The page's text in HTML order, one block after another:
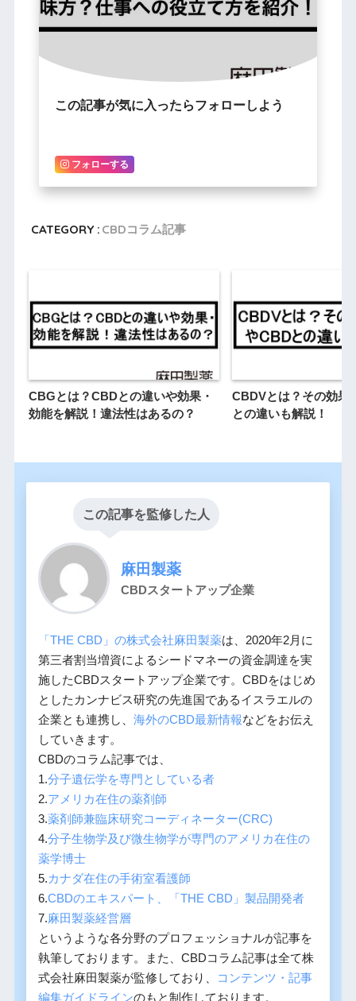
この記事が気に入ったらフォローしよう
フォローする
CATEGORY : CBDコラム記事
CBGとは？CBDとの違いや効果・
効能を解説！違法性はあるの？
CBDVとは？その効果
との違いも解説！
この記事を監修した人
麻田製薬
CBDスタートアップ企業
「THE CBD」の株式会社麻田製薬は、2020年2月に
第三者割当増資によるシードマネーの資金調達を実
施したCBDスタートアップ企業です。CBDをはじめ
としたカンナビス研究の先進国であるイスラエルの
企業とも連携し、 海外のCBD最新情報などをお伝え
していきます。
CBDのコラム記事では、
1.分子遺伝学を専門としている者
2.アメリカ在住の薬剤師
3.薬剤師兼臨床研究コーディネーター(CRC)
4.分子生物学及び微生物学が専門のアメリカ在住の
薬学博士
5.カナダ在住の手術室看護師
6.CBDのエキスパート、「THE CBD」製品開発者
7.麻田製薬経営層
というような各分野のプロフェッショナルが記事を
執筆しております。また、CBDコラム記事は全て株
式会社麻田製薬が監修しており、
コンテンツ・記事
編集ガイドラインのもと制作しております。